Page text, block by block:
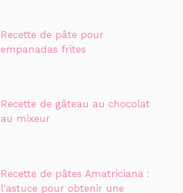
Recette de pâte pour
empanadas frites
Recette de gâteau au chocolat
au mixeur
Recette de pâtes Amatriciana :
l'astuce pour obtenir une